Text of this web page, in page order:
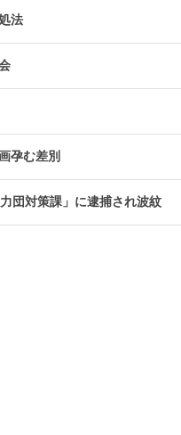
法
孕む差別
団対策課」に逮捕され波紋